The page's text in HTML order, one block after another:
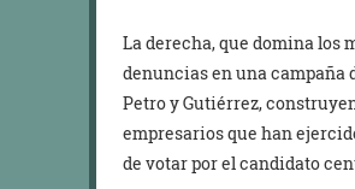
La derecha, que domina los
denuncias en una
Petro y Gutiérrez,
empresarios que han
de votar por el candidato